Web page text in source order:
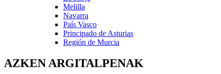
Melilla
Navarra
País Vasco
Principado de Asturias
Región de Murcia
AZKEN ARGITALPENAK